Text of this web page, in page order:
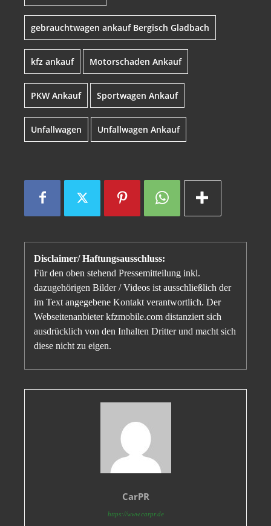
gebrauchtwagen ankauf Bergisch Gladbach
kfz ankauf Motorschaden Ankauf
PKW Ankauf Sportwagen Ankauf
Unfallwagen Unfallwagen Ankauf
Disclaimer/ Haftungsausschluss:
Für den oben stehend Pressemitteilung inkl.
dazugehörigen Bilder / Videos ist ausschließlich der
im Text angegebene Kontakt verantwortlich. Der
Webseitenanbieter kfzmobile.com distanziert sich
ausdrücklich von den Inhalten Dritter und macht sich
diese nicht zu eigen.
CarPR
https://www.carpr.de